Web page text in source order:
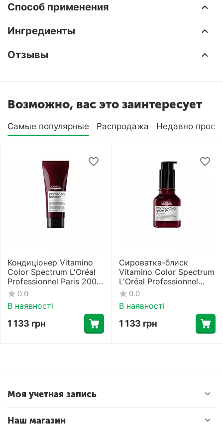
Способ применения
Ингредиенты
Отзывы
Возможно, вас это заинтересует
Самые популярные Распродажа Недавно
Кондиціонер Vitamino
Color Spectrum L'Oréal
Professionnel Paris 200
мл 0.0
В наявності
1 133 грн
Сироватка-блиск
Vitamino Color Spectrum
L'Oréal Professionnel
Paris 50 мл
0.0
В наявності
1 133 грн
Моя учетная запись
Наш магазин